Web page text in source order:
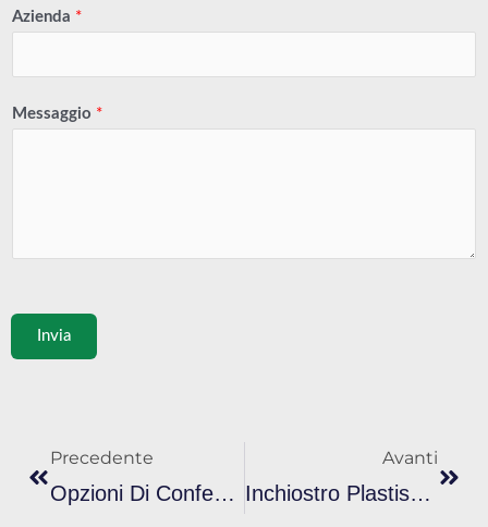
Azienda *
Messaggio *
Invia
Precedente
Opzioni Di Confezionamento Per Inchiostro Plastisol Sfuso: 1 Kg, 5 Kg, 20 Kg – Qual È La Soluzione Migliore?
Avanti
Inchiostro Plastisol A Marchio Privato: Una Mossa Intelligente Per I Marchi Di Stampa In Crescita